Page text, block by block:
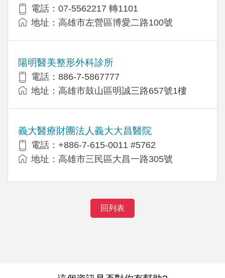
電話：07-5562217 轉1101
地址：高雄市左營區博愛二路100號
陽明醫美整形外科診所
電話：886-7-5867777
地址：高雄市鼓山區明誠三路657號1樓
義大醫療財團法人義大大昌醫院
電話：+886-7-615-0011 #5762
地址：高雄市三民區大昌一路305號
回列表